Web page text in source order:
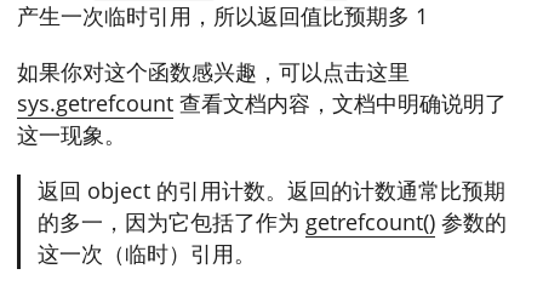
产生一次临时引用，所以返回值比预期多 1
如果你对这个函数感兴趣，可以点击这里
sys.getrefcount 查看文档内容，文档中明确说明了
这一现象。
返回 object 的引用计数。返回的计数通常比预期
的多一，因为它包括了作为 getrefcount() 参数的
这一次（临时）引用。